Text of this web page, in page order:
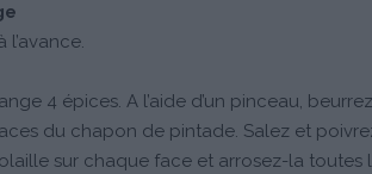
4 épices. A l’aide d’un pinceau, beurrez
du chapon de pintade. Salez et
sur chaque face et arrosez-la toutes